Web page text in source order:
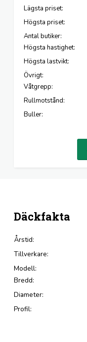
Lägsta priset:
Högsta priset:
Antal butiker:
Högsta hastighet:
Högsta lastvikt:
Övrigt:
Våtgrepp:
Rullmotstånd:
Buller:
Däckfakta
Årstid:
Tillverkare:
Modell:
Bredd:
Diameter:
Profil: